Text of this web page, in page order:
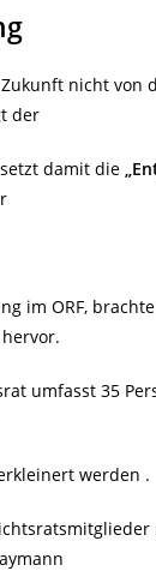
nicht von
der
damit die
im ORF,
umfasst 35
werden .